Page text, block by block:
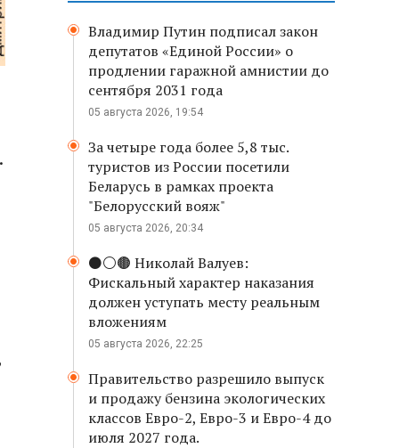
Владимир Путин подписал закон
депутатов «Единой России» о
продлении гаражной амнистии до
сентября 2031 года
05 августа 2026, 19:54
За четыре года более 5,8 тыс.
туристов из России посетили
Беларусь в рамках проекта
"Белорусский вояж"
05 августа 2026, 20:34
⚫️⚪️🟤 Николай Валуев:
Фискальный характер наказания
должен уступать месту реальным
вложениям
05 августа 2026, 22:25
Правительство разрешило выпуск
и продажу бензина экологических
классов Евро-2, Евро-3 и Евро-4 до
июля 2027 года.